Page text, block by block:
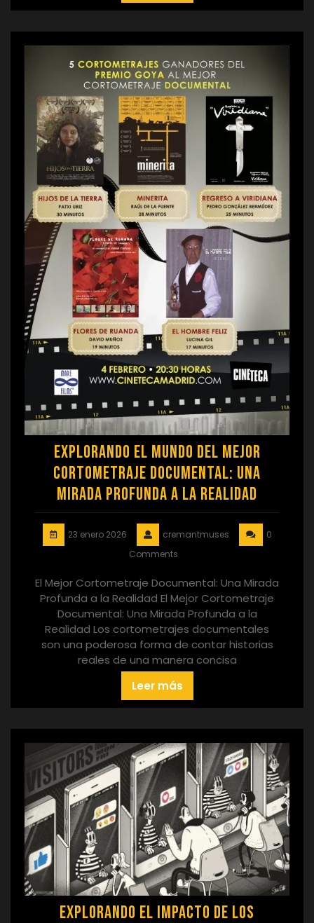
Explorando el Mundo del Mejor
Cortometraje Documental: Una
Mirada Profunda a la Realidad
23 enero 2026 cremantmuses
0
Comments
El Mejor Cortometraje Documental: Una Mirada
Profunda a la Realidad El Mejor Cortometraje
Documental: Una Mirada Profunda a la
Realidad Los cortometrajes documentales
son una poderosa forma de contar historias
reales de una manera concisa
Leer más
Explorando el Impacto de los